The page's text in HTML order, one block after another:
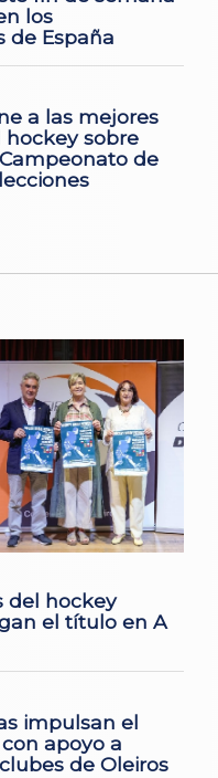
los
de España
a las mejores
hockey sobre
de
del hockey
el título en A
impulsan el
apoyo a
de Oleiros